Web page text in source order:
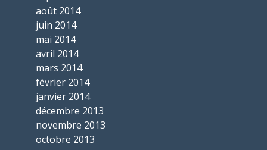
août 2014
juin 2014
mai 2014
avril 2014
mars 2014
février 2014
janvier 2014
décembre 2013
novembre 2013
octobre 2013